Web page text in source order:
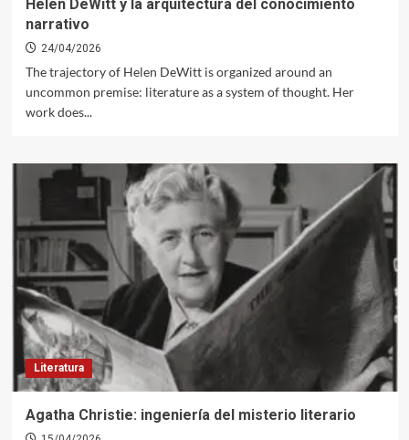
Helen DeWitt y la arquitectura del conocimiento
narrativo
24/04/2026
The trajectory of Helen DeWitt is organized around an
uncommon premise: literature as a system of thought. Her
work does...
Literatura
Agatha Christie: ingeniería del misterio literario